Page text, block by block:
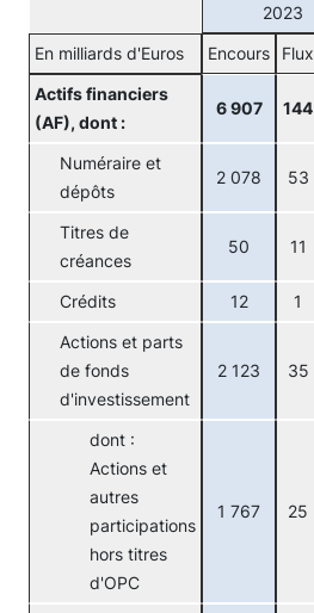
2023
En milliards d'Euros Encours Flux
Actifs financiers
(AF), dont :
6 907 144
Numéraire et
dépôts
2 078 53
Titres de
créances
50 11
Crédits 12 1
Actions et parts
de fonds
d'investissement
2 123 35
dont :
Actions et
autres
participations
hors titres
d'OPC
1 767 25